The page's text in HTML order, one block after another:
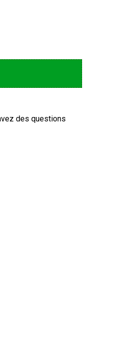
des questions